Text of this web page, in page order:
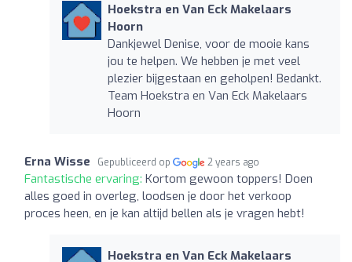
Hoekstra en Van Eck Makelaars
Hoorn
Dankjewel Denise, voor de mooie kans
jou te helpen. We hebben je met veel
plezier bijgestaan en geholpen! Bedankt.
Team Hoekstra en Van Eck Makelaars
Hoorn
Erna Wisse Gepubliceerd op 2 years ago
Fantastische ervaring: Kortom gewoon toppers! Doen
alles goed in overleg, loodsen je door het verkoop
proces heen, en je kan altijd bellen als je vragen hebt!
Hoekstra en Van Eck Makelaars